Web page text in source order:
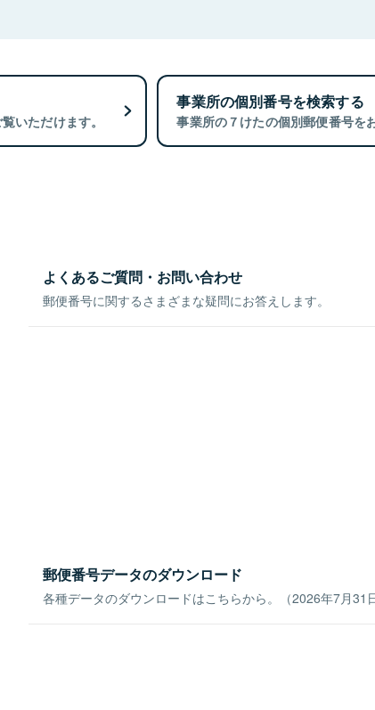
いただけます。
事業所の個別番号を検索する
事業所の７けたの個別郵便番号を
よくあるご質問・お問い合わせ
郵便番号に関するさまざまな疑問にお答えします。
郵便番号データのダウンロード
各種データのダウンロードはこちらから。（2026年7月31